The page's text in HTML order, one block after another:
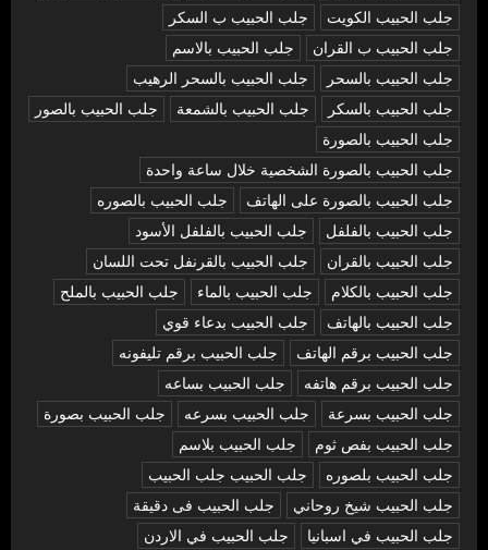
جلب الحبيب الكويت
جلب الحبيب ب السكر
جلب الحبيب ب القران
جلب الحبيب بالاسم
جلب الحبيب بالسحر
جلب الحبيب بالسحر الرهيب
جلب الحبيب بالسكر
جلب الحبيب بالشمعة
جلب الحبيب بالصور
جلب الحبيب بالصورة
جلب الحبيب بالصورة الشخصية خلال ساعة واحدة
جلب الحبيب بالصورة على الهاتف
جلب الحبيب بالصوره
جلب الحبيب بالفلفل
جلب الحبيب بالفلفل الأسود
جلب الحبيب بالقران
جلب الحبيب بالقرنفل تحت اللسان
جلب الحبيب بالكلام
جلب الحبيب بالماء
جلب الحبيب بالملح
جلب الحبيب بالهاتف
جلب الحبيب بدعاء قوي
جلب الحبيب برقم الهاتف
جلب الحبيب برقم تليفونه
جلب الحبيب برقم هاتفه
جلب الحبيب بساعه
جلب الحبيب بسرعة
جلب الحبيب بسرعه
جلب الحبيب بصورة
جلب الحبيب بفص ثوم
جلب الحبيب بلاسم
جلب الحبيب بلصوره
جلب الحبيب جلب الحبيب
جلب الحبيب شيخ روحاني
جلب الحبيب فى دقيقة
جلب الحبيب في اسبانيا
جلب الحبيب في الاردن